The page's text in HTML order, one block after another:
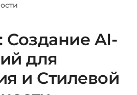
Создание AI-
для
и Стилевой